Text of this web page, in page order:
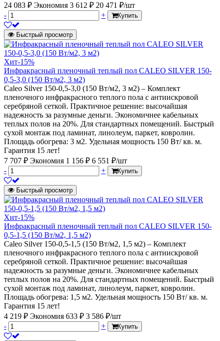
24 083 ₽ Экономия 3 612 ₽ 20 471 ₽/шт
-
+ Купить
Быстрый просмотр
Хит-15%
Инфракрасный пленочный теплый пол CALEO SILVER 150-
0,5-3,0 (150 Вт/м2, 3 м2)
Caleo Silver 150-0,5-3,0 (150 Вт/м2, 3 м2) – Комплект
пленочного инфракрасного теплого пола с антиискровой
серебряной сеткой. Практичное решение: высочайшая
надежность за разумные деньги. Экономичнее кабельных
теплых полов на 20%. Для стандартных помещений. Быстрый
сухой монтаж под ламинат, линолеум, паркет, ковролин.
Площадь обогрева: 3 м2. Удельная мощность 150 Вт/ кв. м.
Гарантия 15 лет!
7 707 ₽ Экономия 1 156 ₽ 6 551 ₽/шт
-
+ Купить
Быстрый просмотр
Хит-15%
Инфракрасный пленочный теплый пол CALEO SILVER 150-
0,5-1,5 (150 Вт/м2, 1,5 м2)
Caleo Silver 150-0,5-1,5 (150 Вт/м2, 1,5 м2) – Комплект
пленочного инфракрасного теплого пола с антиискровой
серебряной сеткой. Практичное решение: высочайшая
надежность за разумные деньги. Экономичнее кабельных
теплых полов на 20%. Для стандартных помещений. Быстрый
сухой монтаж под ламинат, линолеум, паркет, ковролин.
Площадь обогрева: 1,5 м2. Удельная мощность 150 Вт/ кв. м.
Гарантия 15 лет!
4 219 ₽ Экономия 633 ₽ 3 586 ₽/шт
-
+ Купить